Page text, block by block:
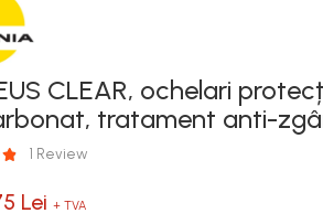
CLEAR, ochelari
tratament anti-
1 Review
Lei + TVA